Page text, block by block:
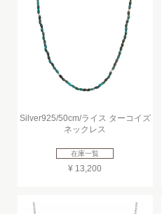
Silver925/50cm/ライス ターコイズ
ネックレス
在庫一覧
¥ 13,200